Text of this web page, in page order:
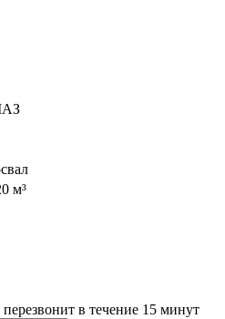
м³
в течение 15 минут